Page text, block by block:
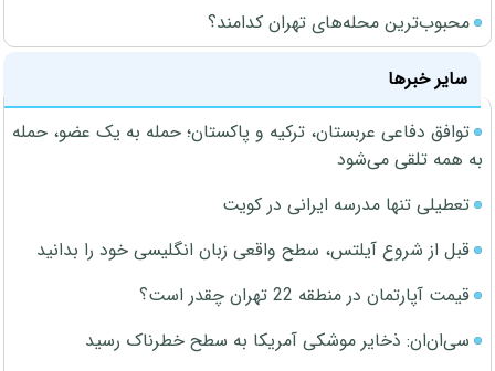
محبوب‌ترین محله‌های تهران کدامند؟
سایر خبرها
توافق دفاعی عربستان، ترکیه و پاکستان؛ حمله به یک عضو، حمله
به همه تلقی می‌شود
تعطیلی تنها مدرسه ایرانی در کویت
قبل از شروع آیلتس، سطح واقعی زبان انگلیسی خود را بدانید
قیمت آپارتمان در منطقه 22 تهران چقدر است؟
سی‌ان‌ان: ذخایر موشکی آمریکا به سطح خطرناک رسید